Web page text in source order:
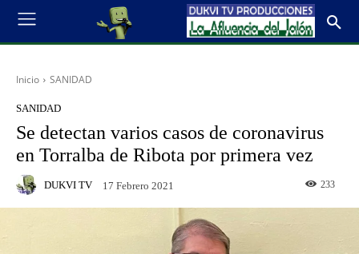
Inicio SANIDAD
SANIDAD
Se detectan varios casos de coronavirus
en Torralba de Ribota por primera vez
DUKVI TV 17 Febrero 2021 233